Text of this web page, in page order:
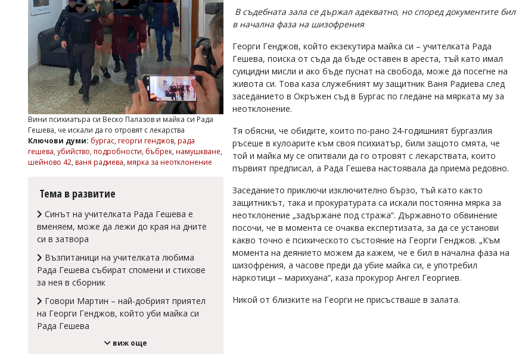
Управители:
Василев,
v.vasilev@flagman.bg
Касабова,
k.kassabova@flagman.bg
Главен
редактор:
office@flagman.bg
Коментарите
въвеждат
читателите
редакцията
Вини психиатъра си Веско Палазов и майка си Рада
Гешева, че искали да го отровят с лекарства
Ключови думи: бургас, георги генджов, рада
гешева, убийство, подробности, бъбрек, намушкване,
шейново 42, ваня радиева, мярка за неотклонение
Тема в развитие
Синът на учителката Рада Гешева е
вменяем, може да лежи до края на дните
си в затвора
Възпитаници на учителката любима
Рада Гешева събират спомени и стихове
за нея в сборник
Говори Мартин – най-добрият приятел
на Георги Генджов, който уби майка си
Рада Гешева
виж още
В съдебната зала се държал адекватно, но според документите бил
в начална фаза на шизофрения
Георги Генджов, който екзекутира майка си – учителката Рада
Гешева, поиска от съда да бъде оставен в ареста, тъй като имал
суицидни мисли и ако бъде пуснат на свобода, може да посегне на
живота си. Това каза служебният му защитник Ваня Радиева след
заседанието в Окръжен съд в Бургас по гледане на мярката му за
неотклонение.
Тя обясни, че обидите, които по-рано 24-годишният бургазлия
ръсеше в кулоарите към своя психиатър, били защото смята, че
той и майка му се опитвали да го отровят с лекарствата, които
първият предписал, а Рада Гешева настоявала да приема редовно.
Заседанието приключи изключително бързо, тъй като както
защитникът, така и прокуратурата са искали постоянна мярка за
неотклонение „задържане под стража“. Държавното обвинение
посочи, че в момента се очаква експертизата, за да се установи
какво точно е психическото състояние на Георги Генджов. „Към
момента на деянието можем да кажем, че е бил в начална фаза на
шизофрения, а часове преди да убие майка си, е употребил
наркотици – марихуана“, каза прокурор Ангел Георгиев.
Никой от близките на Георги не присъстваше в залата.